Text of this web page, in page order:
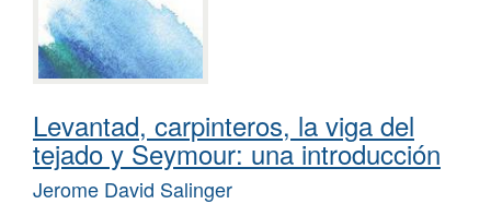
Levantad, carpinteros, la viga del
tejado y Seymour: una introducción
Jerome David Salinger